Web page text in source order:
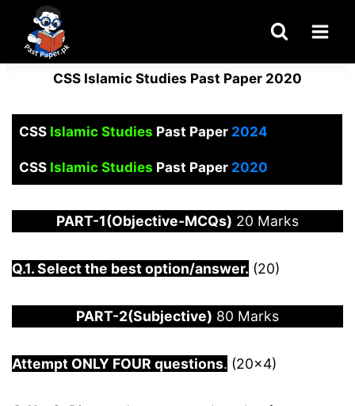
content
CSS Islamic Studies Past Paper 2020
CSSIslamic Studies Past Paper2024
CSS Islamic Studies Past Paper2020
PART-1(Objective-MCQs) 20 Marks
Q.1. Select the best option/answer. (20)
PART-2(Subjective) 80 Marks
Attempt ONLY FOUR questions. (20×4)